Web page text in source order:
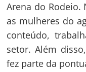
Arena do
as mulheres do
conteúdo,
setor. Além
fez parte da